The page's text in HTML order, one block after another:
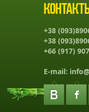
+38
+38
+66 (917)
E-mail: